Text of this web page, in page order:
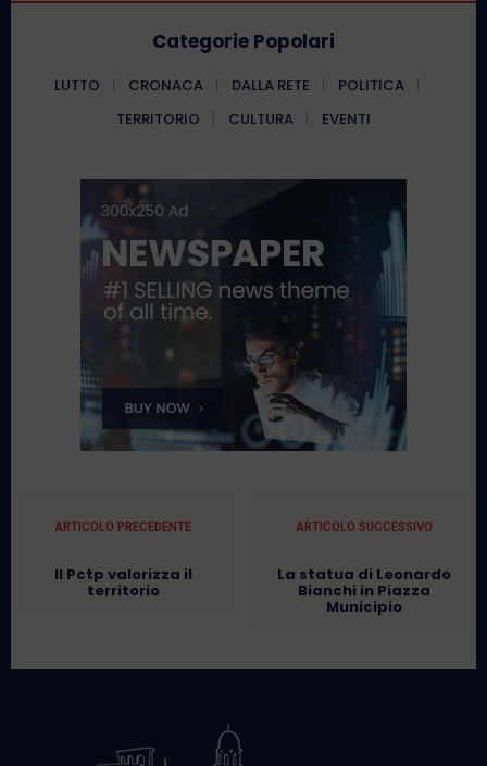
Categorie Popolari
LUTTO CRONACA DALLA RETE
POLITICA
TERRITORIO
CULTURA EVENTI
ARTICOLO PRECEDENTE
Il Pctp valorizza il
territorio
ARTICOLO SUCCESSIVO
La statua di Leonardo
Bianchi in Piazza
Municipio